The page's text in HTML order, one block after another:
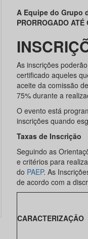
A Equipe do Grupo
PRORROGADO
As inscrições
certificado aqueles
aceite da comissão
75% durante a
O evento está
inscrições quando
Taxas de Inscrição
Seguindo as
e critérios para
do PAEP. As
de acordo com a
CARACTERIZAÇÃO